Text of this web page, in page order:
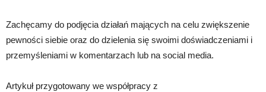
Zachęcamy do podjęcia działań mających na celu zwiększenie
pewności siebie oraz do dzielenia się swoimi doświadczeniami i
przemyśleniami w komentarzach lub na social media.
Artykuł przygotowany we współpracy z